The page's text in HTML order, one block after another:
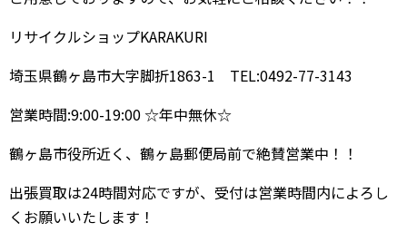
リサイクルショップKARAKURI
埼玉県鶴ヶ島市大字脚折1863-1 TEL:0492-77-3143
営業時間:9:00-19:00 ☆年中無休☆
鶴ヶ島市役所近く、鶴ヶ島郵便局前で絶賛営業中！！
出張買取は24時間対応ですが、受付は営業時間内によろし
くお願いいたします！